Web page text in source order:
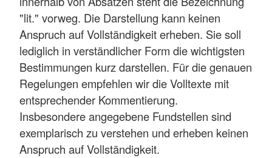
"lit." vorweg. Die Darstellung kann keinen
Anspruch auf Vollständigkeit erheben. Sie soll
lediglich in verständlicher Form die wichtigsten
Bestimmungen kurz darstellen. Für die genauen
Regelungen empfehlen wir die Volltexte mit
entsprechender Kommentierung.
Insbesondere angegebene Fundstellen sind
exemplarisch zu verstehen und erheben keinen
Anspruch auf Vollständigkeit.